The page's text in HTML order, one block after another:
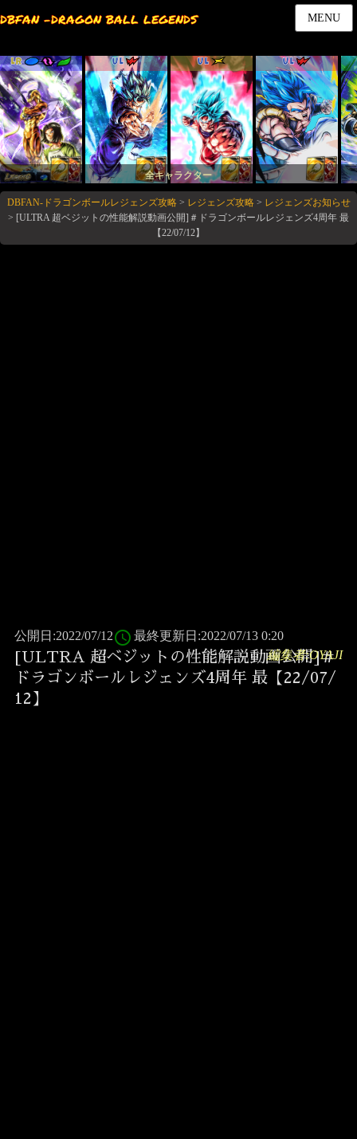
DBFAN -DRAGON BALL LEGENDS MENU
LR UL UL UL
全キャラクター
DBFAN-ドラゴンボールレジェンズ攻略> レジェンズ攻略> レジェンズお知らせ
> [ULTRA 超ベジットの性能解説動画公開]＃ドラゴンボールレジェンズ4周年 最
【22/07/12】
公開日:2022/07/12access_time 最終更新日:2022/07/13 0:20
[ULTRA 超ベジットの性能解説動画公開]＃
ドラゴンボールレジェンズ4周年 最【22/07/
12】
編集者:OYAJI